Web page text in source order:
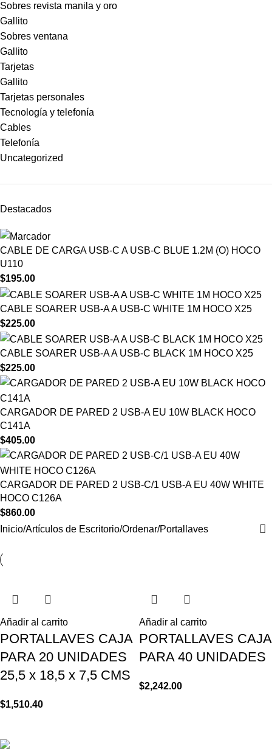
Sobres revista manila y oro
Gallito
Sobres ventana
Gallito
Tarjetas
Gallito
Tarjetas personales
Tecnología y telefonía
Cables
Telefonía
Uncategorized
Destacados
CABLE DE CARGA USB-C A USB-C BLUE 1.2M (O) HOCO
U110
$195.00
CABLE SOARER USB-A A USB-C WHITE 1M HOCO X25
$225.00
CABLE SOARER USB-A A USB-C BLACK 1M HOCO X25
$225.00
CARGADOR DE PARED 2 USB-A EU 10W BLACK HOCO
C141A
$405.00
CARGADOR DE PARED 2 USB-C/1 USB-A EU 40W WHITE
HOCO C126A
$860.00
Inicio Artículos de Escritorio Ordenar Portallaves
Añadir al carrito
PORTALLAVES CAJA
PARA 20 UNIDADES
25,5 x 18,5 x 7,5 CMS
$1,510.40
Añadir al carrito
PORTALLAVES CAJA
PARA 40 UNIDADES
$2,242.00